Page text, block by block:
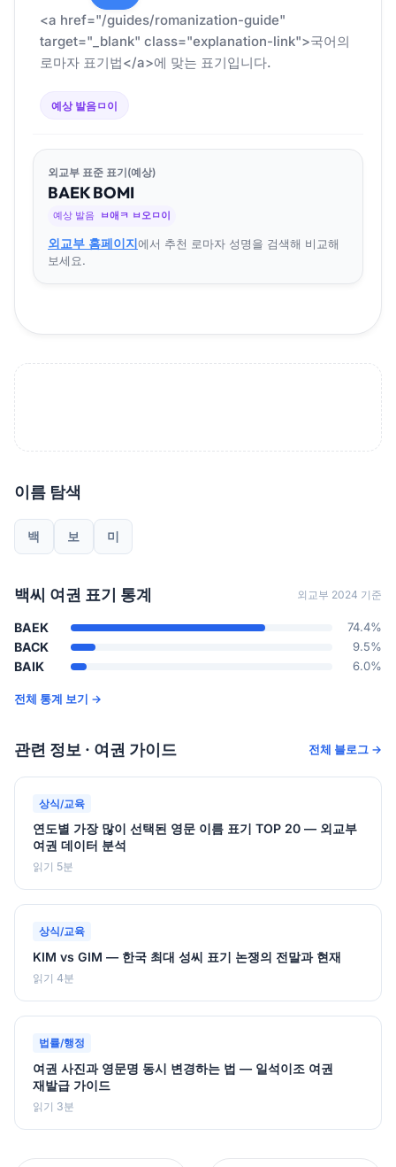
<a href="/guides/romanization-guide"
target="_blank" class="explanation-link">국어의
로마자 표기법</a>에 맞는 표기입니다.
예상 발음ㅁ이
외교부 표준 표기(예상)
BAEKBOMI
예상 발음 ㅂ애ㅋ ㅂ오ㅁ이
외교부 홈페이지에서 추천 로마자 성명을 검색해 비교해
보세요.
이름 탐색
백 보 미
백씨 여권 표기 통계 외교부 2024 기준
BAEK 74.4%
BACK 9.5%
BAIK 6.0%
전체 통계 보기 →
관련 정보 · 여권 가이드 전체 블로그 →
상식/교육
연도별 가장 많이 선택된 영문 이름 표기 TOP 20 — 외교부
여권 데이터 분석
읽기 5분
상식/교육
KIM vs GIM — 한국 최대 성씨 표기 논쟁의 전말과 현재
읽기 4분
법률/행정
여권 사진과 영문명 동시 변경하는 법 — 일석이조 여권
재발급 가이드
읽기 3분